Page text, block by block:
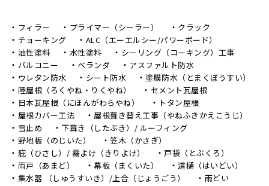
フィラー プライマー（シーラー）
クラック
チョーキング
ALC（エーエルシー/パワーボード）
油性塗料
水性塗料
シーリング（コーキング）工事
バルコニー
ベランダ
アスファルト防水
ウレタン防水
シート防水
塗膜防水（とまくぼうすい）
陸屋根（ろくやね・りくやね）
セメント瓦屋根
日本瓦屋根（にほんがわらやね）
トタン屋根
屋根カバー工法
屋根葺き替え工事（やねふきかえこうじ）
雪止め
下葺き（したぶき）/ ルーフィング
野地板（のじいた）
笠木（かさぎ）
庇（ひさし）/ 霧よけ（きりよけ）
戸袋（とぶくろ）
雨戸（あまど）
幕板（まくいた）
這樋（はいどい）
集水器 （しゅうすいき）/上合（じょうごう）
雨どい